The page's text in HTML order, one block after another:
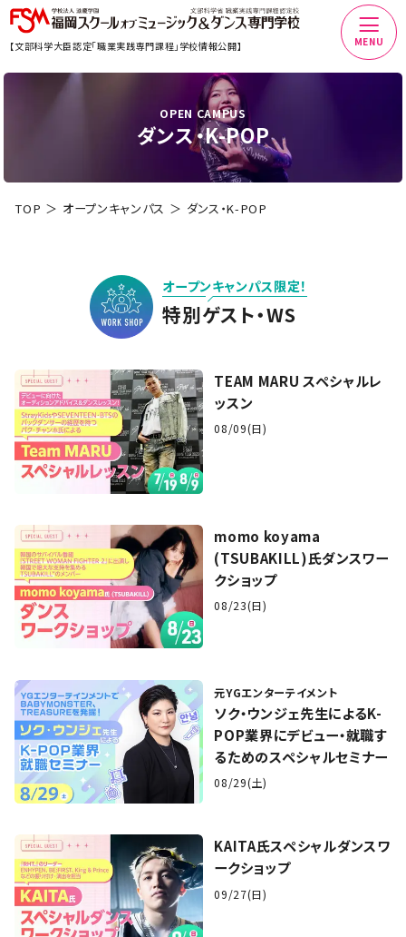
【文部科学大臣認定「職業実践専門課程」学校情報公開】 MENU
OPEN CAMPUS
ダンス・K-POP
TOP オープンキャンパス ダンス・K-POP
オープンキャンパス限定！
特別ゲスト・WS
TEAM MARU スペシャルレ
ッスン
08/09(日)
momo koyama
(TSUBAKILL)氏ダンスワー
クショップ
08/23(日)
元YGエンターテイメント
ソク・ウンジェ先生によるK-
POP業界にデビュー・就職す
るためのスペシャルセミナー
08/29(土)
KAITA氏スペシャルダンスワ
ークショップ
09/27(日)